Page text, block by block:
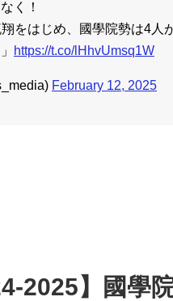
く！
をはじめ、國學院勢は4人
https://t.co/lHhvUmsq1W
February 12, 2025
2025】國學